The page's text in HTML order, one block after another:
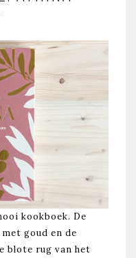
kookboek. De
goud en de
blote rug van het